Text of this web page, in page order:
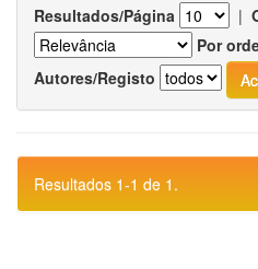
Resultados/Página |
Por
Autores/Registo
Resultados 1-1 de 1.